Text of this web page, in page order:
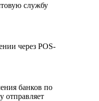
службу
через POS-
банков по
отправляет